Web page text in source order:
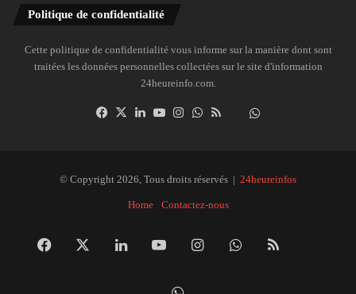
Politique de confidentialité
Cette politique de confidentialité vous informe sur la manière dont sont
traitées les données personnelles collectées sur le site d'information
24heureinfo.com.
Facebook
X LinkedinYouTubeInstagramWhatsAppDailymotion
© Copyright 2026, Tous droits réservés | 24heureinfos
Home Contactez-nous
Facebook LinkedinYouTubeInstagramWhatsApp
RSS